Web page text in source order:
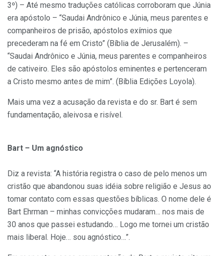
3º) – Até mesmo traduções católicas corroboram que Júnia
era apóstolo – “Saudai Andrônico e Júnia, meus parentes e
companheiros de prisão, apóstolos exímios que
precederam na fé em Cristo” (Bíblia de Jerusalém). –
“Saudai Andrônico e Júnia, meus parentes e companheiros
de cativeiro. Eles são apóstolos eminentes e pertenceram
a Cristo mesmo antes de mim”. (Bíblia Edições Loyola).
Mais uma vez a acusação da revista e do sr. Bart é sem
fundamentação, aleivosa e risível.
Bart – Um agnóstico
Diz a revista: “A história registra o caso de pelo menos um
cristão que abandonou suas idéia sobre religião e Jesus ao
tomar contato com essas questões bíblicas. O nome dele é
Bart Ehrman – minhas convicções mudaram… nos mais de
30 anos que passei estudando… Logo me tornei um cristão
mais liberal. Hoje… sou agnóstico…”.